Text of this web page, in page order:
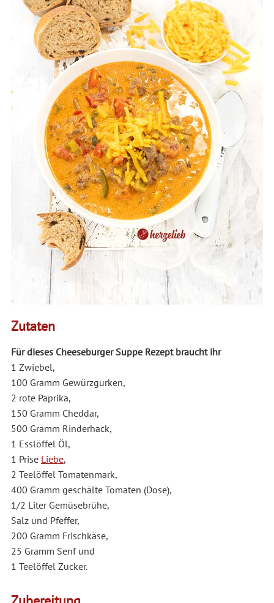
Zutaten
Für dieses Cheeseburger Suppe Rezept braucht ihr
1 Zwiebel,
100 Gramm Gewürzgurken,
2 rote Paprika,
150 Gramm Cheddar,
500 Gramm Rinderhack,
1 Esslöffel Öl,
1 Prise Liebe,
2 Teelöffel Tomatenmark,
400 Gramm geschälte Tomaten (Dose),
1/2 Liter Gemüsebrühe,
Salz und Pfeffer,
200 Gramm Frischkäse,
25 Gramm Senf und
1 Teelöffel Zucker.